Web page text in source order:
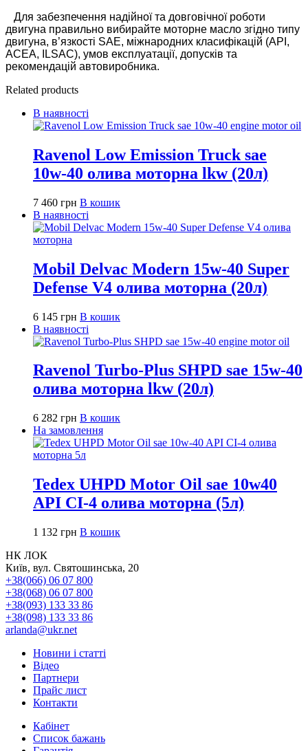
Для забезпечення надійної та довговічної роботи
двигуна правильно вибирайте моторне масло згідно типу
двигуна, в’язкості SAE, міжнародних класифікацій (API,
ACEA, ILSAC), умов експлуатації, допусків та
рекомендацій автовиробника.
Related products
В наявності
Ravenol Low Emission Truck sae
10w-40 олива моторна lkw (20л)
7 460 грн В кошик
В наявності
Mobil Delvac Modern 15w-40 Super
Defense V4 олива моторна (20л)
6 145 грн В кошик
В наявності
Ravenol Turbo-Plus SHPD sae 15w-40
олива моторна lkw (20л)
6 282 грн В кошик
На замовлення
Tedex UHPD Motor Oil sae 10w40
API CI-4 олива моторна (5л)
1 132 грн В кошик
НК ЛОК
Київ, вул. Святошинська, 20
+38(066) 06 07 800
+38(068) 06 07 800
+38(093) 133 33 86
+38(098) 133 33 86
arlanda@ukr.net
Новини і статті
Відео
Партнери
Прайс лист
Контакти
Кабінет
Список бажань